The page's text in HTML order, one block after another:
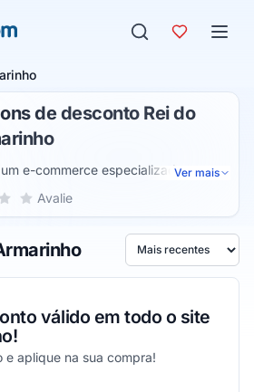
de desconto Rei do
e-commerce especializado na
artesanato, costura, embalagens e
manuais ou precisa fazer
Ver mais
Rei do Armarinho, de 1 a 5 estrelas
5 estrelas
4 estrelas
Avalie
Ordenar por
válido em todo o site
e aplique na sua compra!